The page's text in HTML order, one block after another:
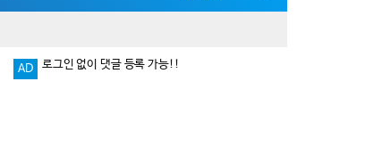
AD 다양한 지식 공유를 원한다면 '무카스 세미나'